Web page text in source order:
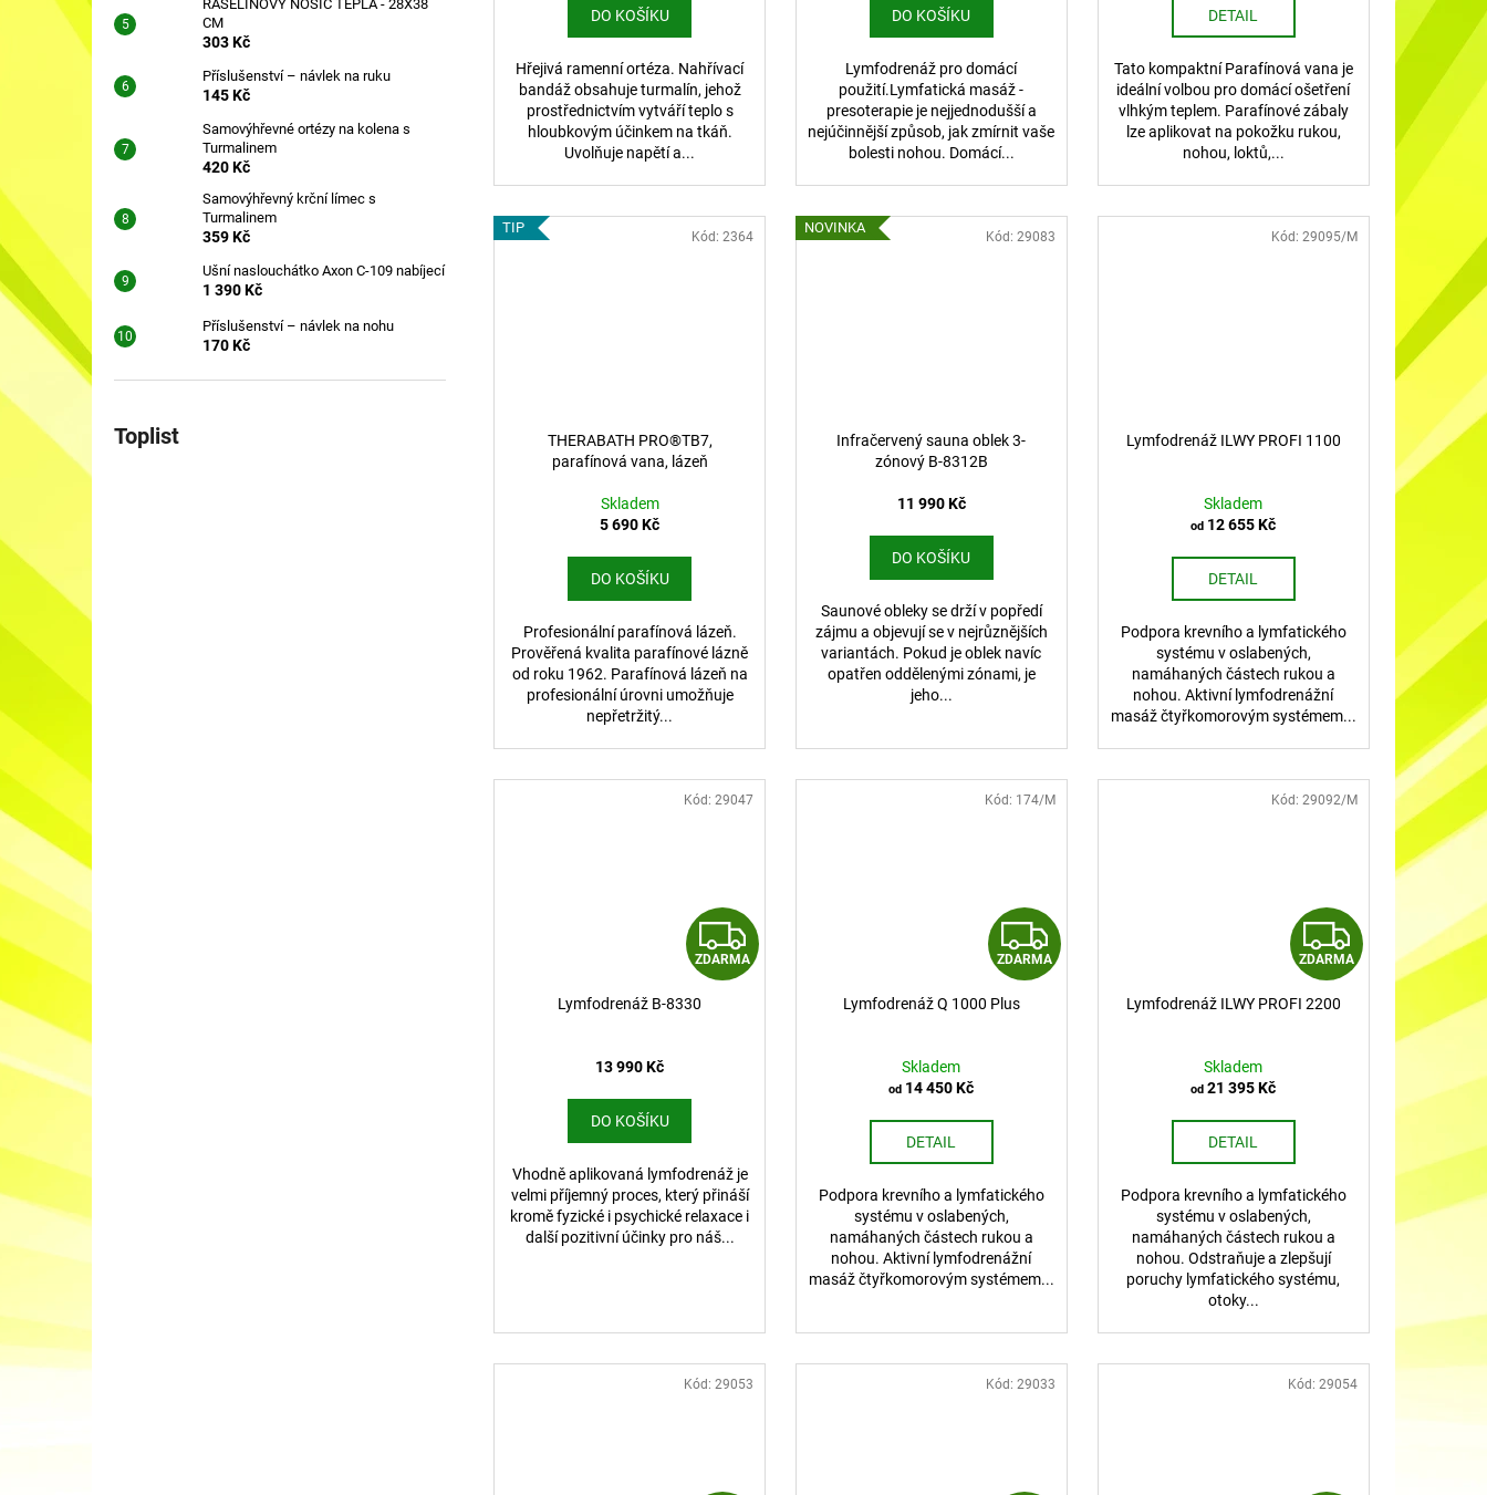
RAŠELINOVÝ NOSIČ TEPLA - 28X38
CM
303 Kč
Příslušenství – návlek na ruku
145 Kč
Samovýhřevné ortézy na kolena s
Turmalinem
420 Kč
Samovýhřevný krční límec s
Turmalinem
359 Kč
Ušní naslouchátko Axon C-109 nabíjecí
1 390 Kč
Příslušenství – návlek na nohu
170 Kč
Toplist
DO KOŠÍKU
Hřejivá ramenní ortéza. Nahřívací
bandáž obsahuje turmalín, jehož
prostřednictvím vytváří teplo s
hloubkovým účinkem na tkáň.
Uvolňuje napětí a...
DO KOŠÍKU
Lymfodrenáž pro domácí
použití.Lymfatická masáž -
presoterapie je nejjednodušší a
nejúčinnější způsob, jak zmírnit vaše
bolesti nohou. Domácí...
DETAIL
Tato kompaktní Parafínová vana je
ideální volbou pro domácí ošetření
vlhkým teplem. Parafínové zábaly
lze aplikovat na pokožku rukou,
nohou, loktů,...
TIP
THERABATH PRO®TB7,
parafínová vana, lázeň
Skladem
5 690 Kč
DO KOŠÍKU
Profesionální parafínová lázeň.
Prověřená kvalita parafínové lázně
od roku 1962. Parafínová lázeň na
profesionální úrovni umožňuje
nepřetržitý...
Kód:2364
NOVINKA
Infračervený sauna oblek 3-
zónový B-8312B
11 990 Kč
DO KOŠÍKU
Saunové obleky se drží v popředí
zájmu a objevují se v nejrůznějších
variantách. Pokud je oblek navíc
opatřen oddělenými zónami, je
jeho...
Kód: 29083
Lymfodrenáž ILWY PROFI 1100
Skladem
od 12 655 Kč
DETAIL
Podpora krevního a lymfatického
systému v oslabených,
namáhaných částech rukou a
nohou. Aktivní lymfodrenážní
masáž čtyřkomorovým systémem...
Kód: 29095/M
Z
D
A
ZDARMA
Lymfodrenáž B-8330
13 990 Kč
DO KOŠÍKU
Vhodně aplikovaná lymfodrenáž je
velmi příjemný proces, který přináší
kromě fyzické i psychické relaxace i
další pozitivní účinky pro náš...
Kód:29047
Z
D
ZDARMA
Lymfodrenáž Q 1000 Plus
Skladem
od 14 450 Kč
DETAIL
Podpora krevního a lymfatického
systému v oslabených,
namáhaných částech rukou a
nohou. Aktivní lymfodrenážní
masáž čtyřkomorovým systémem...
Kód: 174/M
Z
D
ZDARMA
Lymfodrenáž ILWY PROFI 2200
Skladem
od 21 395 Kč
DETAIL
Podpora krevního a lymfatického
systému v oslabených,
namáhaných částech rukou a
nohou. Odstraňuje a zlepšují
poruchy lymfatického systému,
otoky...
Kód: 29092/M
Kód:29053 Kód: 29033 Kód: 29054